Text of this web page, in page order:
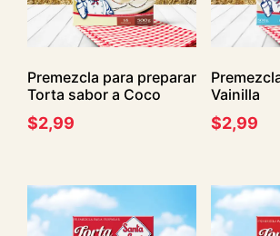
Premezcla para preparar
Torta sabor a Coco
$2,99
Vainilla
$2,99